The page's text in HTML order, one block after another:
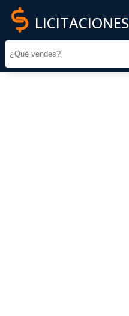
LICITACIONES